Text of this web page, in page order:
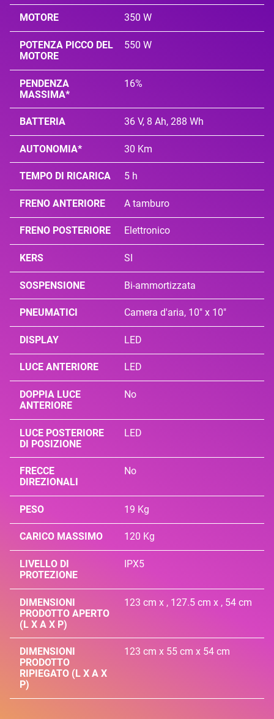
MOTORE 350 W
POTENZA PICCO DEL
MOTORE
550 W
PENDENZA
MASSIMA*
16%
BATTERIA 36 V, 8 Ah, 288 Wh
AUTONOMIA* 30 Km
TEMPO DI RICARICA 5 h
FRENO ANTERIORE A tamburo
FRENO POSTERIORE Elettronico
KERS SI
SOSPENSIONE Bi-ammortizzata
PNEUMATICI Camera d'aria, 10" x 10"
DISPLAY LED
LUCE ANTERIORE LED
DOPPIA LUCE
ANTERIORE
No
LUCE POSTERIORE
DI POSIZIONE
LED
FRECCE
DIREZIONALI
No
PESO 19 Kg
CARICO MASSIMO 120 Kg
LIVELLO DI
PROTEZIONE
IPX5
DIMENSIONI
PRODOTTO APERTO
(L X A X P)
123 cm x , 127.5 cm x , 54 cm
DIMENSIONI
PRODOTTO
RIPIEGATO (L X A X
P)
123 cm x 55 cm x 54 cm